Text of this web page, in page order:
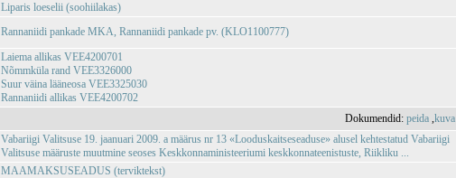
Liparis loeselii (soohiilakas)
Rannaniidi pankade MKA, Rannaniidi pankade pv. (KLO1100777)
Laiema allikas VEE4200701
Nõmmküla rand VEE3326000
Suur väina lääneosa VEE3325030
Rannaniidi allikas VEE4200702
Dokumendid:peida ,kuva
Vabariigi Valitsuse 19. jaanuari 2009. a määrus nr 13 «Looduskaitseseaduse» alusel kehtestatud Vabariigi
Valitsuse määruste muutmine seoses Keskkonnaministeeriumi keskkonnateenistuste, Riikliku ...
MAAMAKSUSEADUS (terviktekst)